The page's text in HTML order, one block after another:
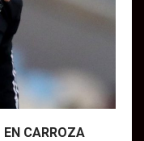
CARROZA